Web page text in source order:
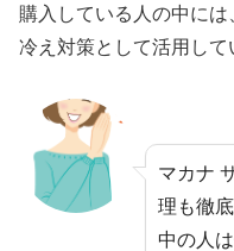
購入している人の中に
冷え対策として活用して
マカナ
理も徹
中の人